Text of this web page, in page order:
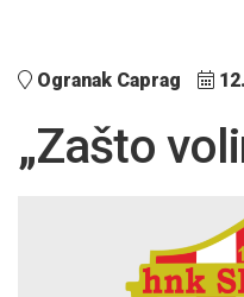
Ogranak Caprag
„Zašto